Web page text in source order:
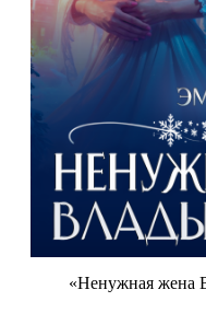
«Ненужная жена